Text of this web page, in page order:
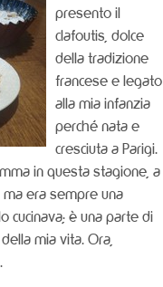
presento il
clafoutis, dolce
della tradizione
francese e legato
alla mia infanzia
perché nata e
cresciuta a Parigi.
in questa stagione, a
ma era sempre una
cucinava; è una parte di
mia vita. Ora,